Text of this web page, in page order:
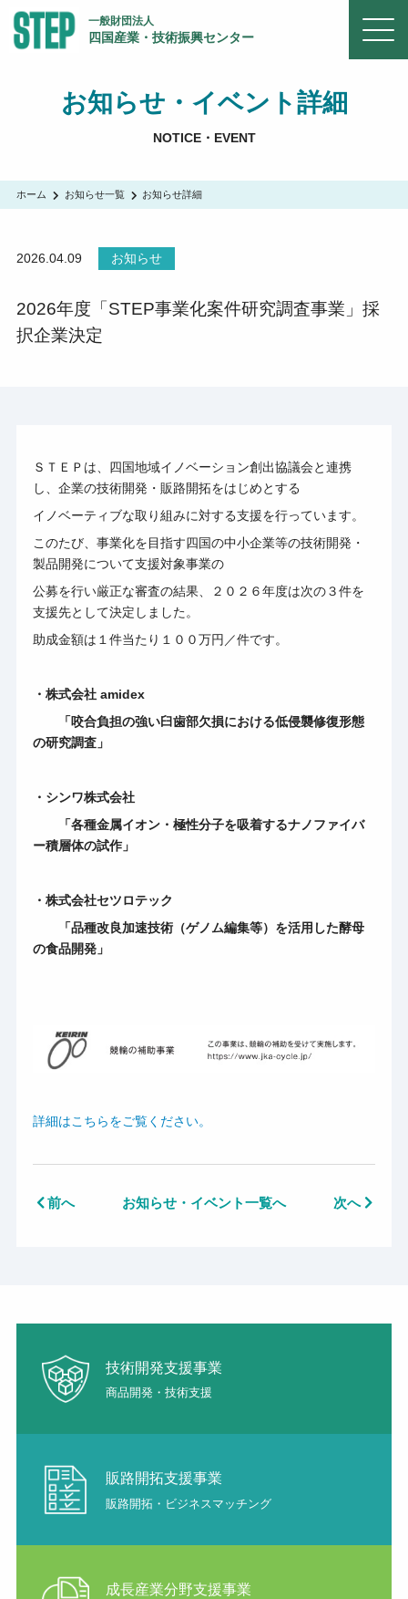
一般財団法人
四国産業・技術振興センター
お知らせ・イベント詳細
NOTICE・EVENT
ホーム お知らせ一覧 お知らせ詳細
2026.04.09 お知らせ
2026年度「STEP事業化案件研究調査事業」採
択企業決定
ＳＴＥＰは、四国地域イノベーション創出協議会と連携
し、企業の技術開発・販路開拓をはじめとする
イノベーティブな取り組みに対する支援を行っています。
このたび、事業化を目指す四国の中小企業等の技術開発・
製品開発について支援対象事業の
公募を行い厳正な審査の結果、２０２６年度は次の３件を
支援先として決定しました。
助成金額は１件当たり１００万円／件です。
・株式会社 amidex
「咬合負担の強い臼歯部欠損における低侵襲修復形態
の研究調査」
・シンワ株式会社
「各種金属イオン・極性分子を吸着するナノファイバ
ー積層体の試作」
・株式会社セツロテック
「品種改良加速技術（ゲノム編集等）を活用した酵母
の食品開発」
詳細はこちらをご覧ください。
前へ お知らせ・イベント一覧へ 次へ
技術開発支援事業
商品開発・技術支援
販路開拓支援事業
販路開拓・ビジネスマッチング
成長産業分野支援事業